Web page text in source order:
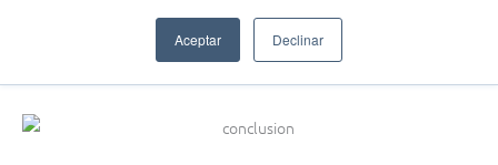
Aceptar Declinar